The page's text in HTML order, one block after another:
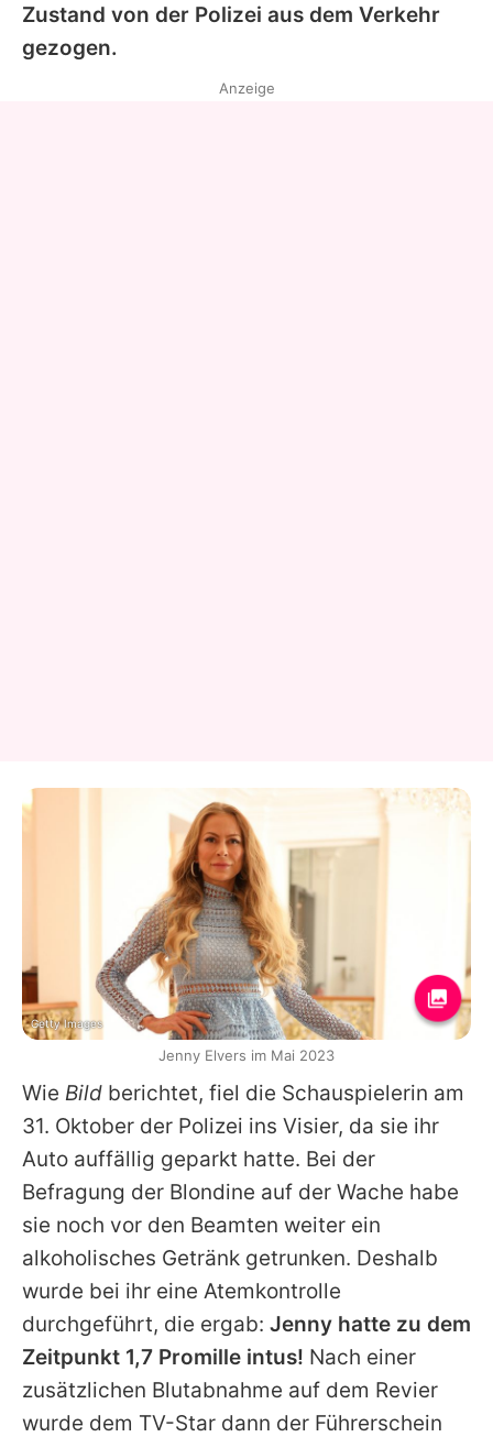
Zustand von der Polizei aus dem Verkehr
gezogen.
Wie Bild berichtet, fiel die Schauspielerin am
31. Oktober der Polizei ins Visier, da sie ihr
Auto auffällig geparkt hatte. Bei der
Befragung der Blondine auf der Wache habe
sie noch vor den Beamten weiter ein
alkoholisches Getränk getrunken. Deshalb
wurde bei ihr eine Atemkontrolle
durchgeführt, die ergab: Jenny hatte zu dem
Zeitpunkt 1,7 Promille intus! Nach einer
zusätzlichen Blutabnahme auf dem Revier
wurde dem TV-Star dann der Führerschein
Anzeige
Getty Images
Jenny Elvers im Mai 2023